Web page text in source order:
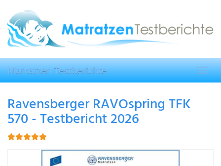
main
content
Matratzen Testberichte
Ravensberger RAVOspring TFK
570 - Testbericht 2026